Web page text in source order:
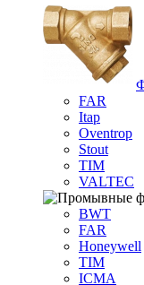
FAR
Itap
Oventrop
Stout
TIM
VALTEC
BWT
FAR
Honeywell
TIM
ICMA